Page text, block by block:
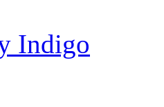
Indigo